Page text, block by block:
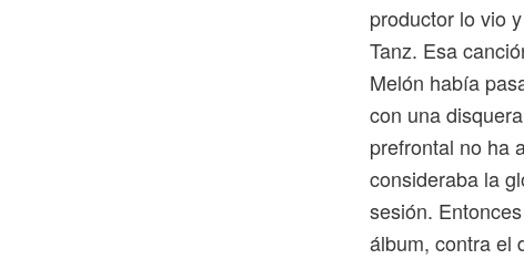
productor lo vio
Tanz. Esa
Melón había
con una
prefrontal no ha
consideraba la
sesión.
álbum, contra el